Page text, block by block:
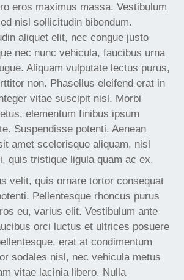
eros maximus massa. Vestibulum
nisl sollicitudin bibendum.
aliquet elit, nec congue justo
nec nunc vehicula, faucibus urna
Aliquam vulputate lectus purus,
non. Phasellus eleifend erat in
vitae suscipit nisl. Morbi
elementum finibus ipsum
Suspendisse potenti. Aenean
amet scelerisque aliquam, nisl
quis tristique ligula quam ac ex.
velit, quis ornare tortor consequat
Pellentesque rhoncus purus
eu, varius elit. Vestibulum ante
orci luctus et ultrices posuere
erat at condimentum
sodales nisl, nec vehicula metus
vitae lacinia libero. Nulla